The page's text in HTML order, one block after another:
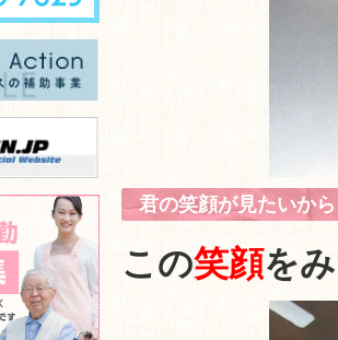
君の笑顔が見たいから
この笑顔を